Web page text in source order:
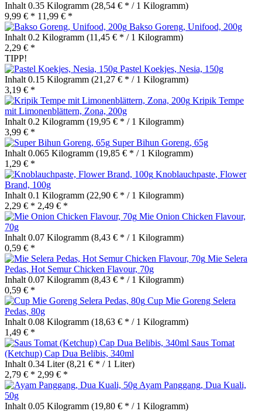
Inhalt 0.35 Kilogramm (28,54 € * / 1 Kilogramm)
9,99 € * 11,99 € *
Bakso Goreng, Unifood, 200g
Inhalt 0.2 Kilogramm (11,45 € * / 1 Kilogramm)
2,29 € *
TIPP!
Pastel Koekjes, Nesia, 150g
Inhalt 0.15 Kilogramm (21,27 € * / 1 Kilogramm)
3,19 € *
Kripik Tempe
mit Limonenblättern, Zona, 200g
Inhalt 0.2 Kilogramm (19,95 € * / 1 Kilogramm)
3,99 € *
Super Bihun Goreng, 65g
Inhalt 0.065 Kilogramm (19,85 € * / 1 Kilogramm)
1,29 € *
Knoblauchpaste, Flower
Brand, 100g
Inhalt 0.1 Kilogramm (22,90 € * / 1 Kilogramm)
2,29 € * 2,49 € *
Mie Onion Chicken Flavour,
70g
Inhalt 0.07 Kilogramm (8,43 € * / 1 Kilogramm)
0,59 € *
Mie Selera
Pedas, Hot Semur Chicken Flavour, 70g
Inhalt 0.07 Kilogramm (8,43 € * / 1 Kilogramm)
0,59 € *
Cup Mie Goreng Selera
Pedas, 80g
Inhalt 0.08 Kilogramm (18,63 € * / 1 Kilogramm)
1,49 € *
Saus Tomat
(Ketchup) Cap Dua Belibis, 340ml
Inhalt 0.34 Liter(8,21 € * / 1 Liter)
2,79 € * 2,99 € *
Ayam Panggang, Dua Kuali,
50g
Inhalt 0.05 Kilogramm (19,80 € * / 1 Kilogramm)